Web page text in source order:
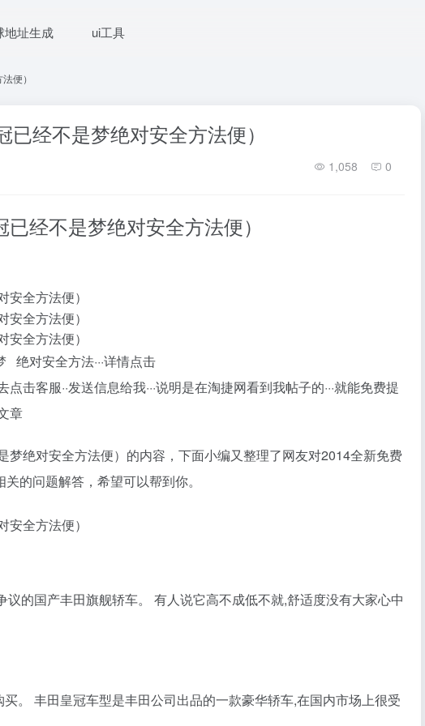
地址生成 ui工具
便）
经不是梦绝对安全方法便）
1,058 0
经不是梦绝对安全方法便）
绝对安全方法···详情点击
点击客服··发送信息给我···说明是在淘捷网看到我帖子的···就能免费提
章
绝对安全方法便）的内容，下面小编又整理了网友对2014全新免费
的问题解答，希望可以帮到你。
的国产丰田旗舰轿车。 有人说它高不成低不就,舒适度没有大家心中
。 丰田皇冠车型是丰田公司出品的一款豪华轿车,在国内市场上很受